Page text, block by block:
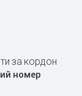
за кордон
номер